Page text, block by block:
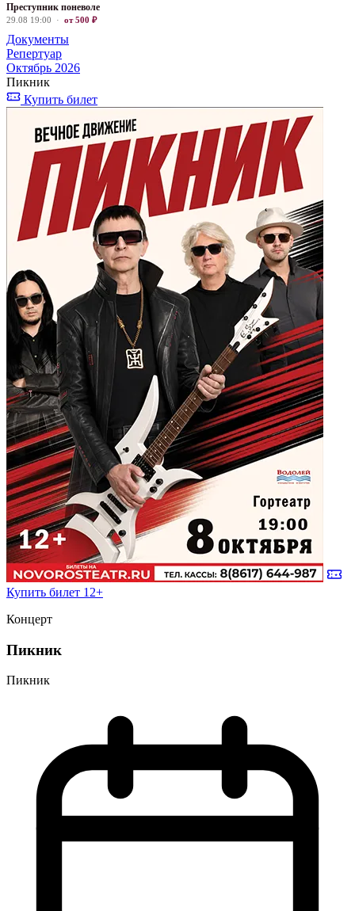
Преступник поневоле
29.08 19:00 · от 500 ₽
Документы
Репертуар
Октябрь 2026
Пикник
Купить билет
Купить билет 12+
Концерт
Пикник
Пикник